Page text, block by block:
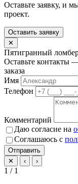
Оставьте заявку, и
проект.
Оставить заявку
✕
Пятигранный
Оставьте контакты
заказа
Имя
Телефон
Комментарий
Даю согласие на
Соглашаюсь с
Отправить
✕
‹ ›
1 / 1